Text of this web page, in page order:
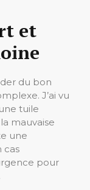
et
du bon
J’ai vu
tuile
mauvaise
une
cas
pour